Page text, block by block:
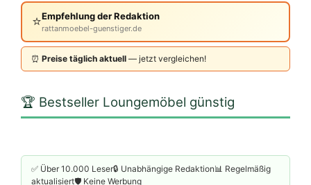
⭐Empfehlung der Redaktion
rattanmoebel-guenstiger.de
⏰ Preise täglich aktuell — jetzt vergleichen!
🏆 Bestseller Loungemöbel günstig
✅ Über 10.000 Leser🔒 Unabhängige Redaktion📊 Regelmäßig
aktualisiert🛡️ Keine Werbung